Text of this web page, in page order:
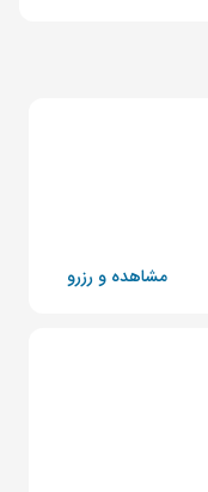
مشاهده و رزرو